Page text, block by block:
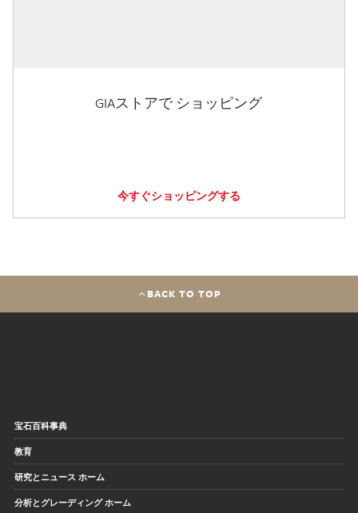
GIAストアで ショッピング
今すぐショッピングする
BACK TO TOP
宝石百科事典
教育
研究とニュース ホーム
分析とグレーディング ホーム